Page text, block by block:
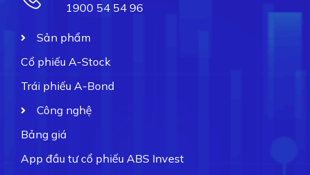
1900 54 54 96
Sản phẩm
Cổ phiếu A-Stock
Trái phiếu A-Bond
Công nghệ
Bảng giá
App đầu tư cổ phiếu ABS Invest